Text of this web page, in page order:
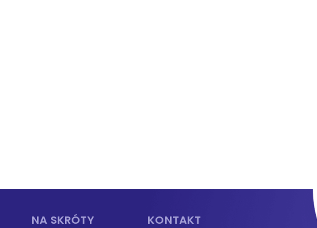
NA SKRÓTY KONTAKT